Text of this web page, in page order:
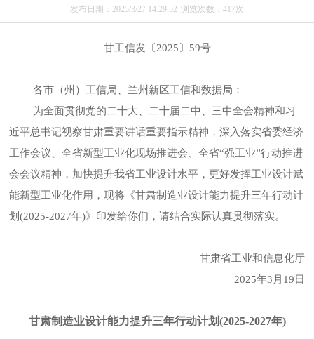
发布日期：2025/3/27 14:29:52 浏览次数： 417次
甘工信发〔2025〕59号
各市（州）工信局、兰州新区工信和数据局：
为全面贯彻党的二十大、二十届二中、三中全会精神和习
近平总书记视察甘肃重要讲话重要指示精神，深入落实省委经济
工作会议、全省新型工业化现场推进会、全省“强工业”行动推进
会会议精神，加快提升我省工业设计水平，更好发挥工业设计赋
能新型工业化作用，现将《甘肃制造业设计能力提升三年行动计
划(2025-2027年)》印发给你们，请结合实际认真贯彻落实。
甘肃省工业和信息化厅
2025年3月19日
甘肃制造业设计能力提升三年行动计划(2025-2027年)